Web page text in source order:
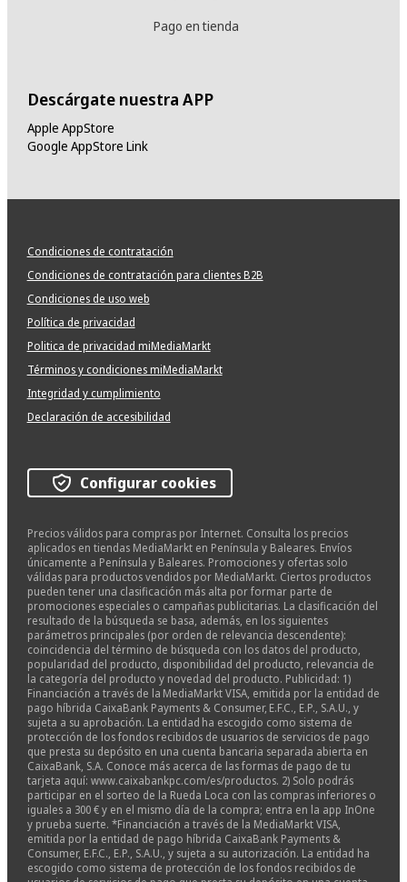
Pago en tienda
Descárgate nuestra APP
Apple AppStore
Google AppStore Link
Condiciones de contratación
Condiciones de contratación para clientes B2B
Condiciones de uso web
Política de privacidad
Politica de privacidad miMediaMarkt
Términos y condiciones miMediaMarkt
Integridad y cumplimiento
Declaración de accesibilidad
Configurar cookies
Precios válidos para compras por Internet. Consulta los precios
aplicados en tiendas MediaMarkt en Península y Baleares. Envíos
únicamente a Península y Baleares. Promociones y ofertas solo
válidas para productos vendidos por MediaMarkt. Ciertos productos
pueden tener una clasificación más alta por formar parte de
promociones especiales o campañas publicitarias. La clasificación del
resultado de la búsqueda se basa, además, en los siguientes
parámetros principales (por orden de relevancia descendente):
coincidencia del término de búsqueda con los datos del producto,
popularidad del producto, disponibilidad del producto, relevancia de
la categoría del producto y novedad del producto. Publicidad: 1)
Financiación a través de la MediaMarkt VISA, emitida por la entidad de
pago híbrida CaixaBank Payments & Consumer, E.F.C., E.P., S.A.U., y
sujeta a su aprobación. La entidad ha escogido como sistema de
protección de los fondos recibidos de usuarios de servicios de pago
que presta su depósito en una cuenta bancaria separada abierta en
CaixaBank, S.A. Conoce más acerca de las formas de pago de tu
tarjeta aquí: www.caixabankpc.com/es/productos. 2) Solo podrás
participar en el sorteo de la Rueda Loca con las compras inferiores o
iguales a 300 € y en el mismo día de la compra; entra en la app InOne
y prueba suerte. *Financiación a través de la MediaMarkt VISA,
emitida por la entidad de pago híbrida CaixaBank Payments &
Consumer, E.F.C., E.P., S.A.U., y sujeta a su autorización. La entidad ha
escogido como sistema de protección de los fondos recibidos de